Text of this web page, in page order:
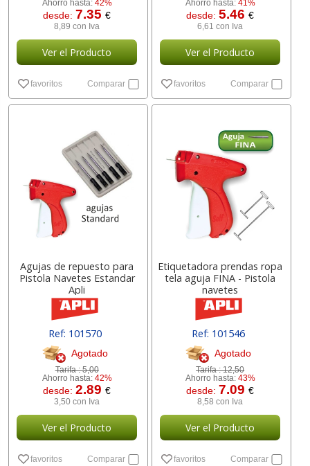
Ahorro hasta: 42%
desde: 7.35€
8,89 con Iva
Ver el Producto
favoritos Comparar
Ahorro hasta: 41%
desde:5.46€
6,61 con Iva
Ver el Producto
favoritos Comparar
Agujas de repuesto para
Pistola Navetes Estandar
Apli
Ref: 101570
Agotado
Tarifa :5,00
Ahorro hasta: 42%
desde:2.89€
3,50 con Iva
Ver el Producto
favoritos Comparar
Etiquetadora prendas ropa
tela aguja FINA - Pistola
navetes
Ref: 101546
Agotado
Tarifa :12,50
Ahorro hasta: 43%
desde: 7.09€
8,58 con Iva
Ver el Producto
favoritos Comparar